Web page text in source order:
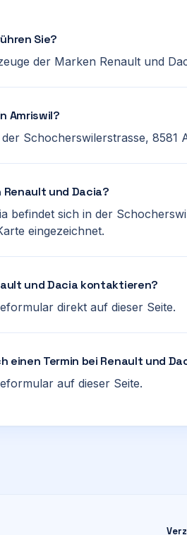
Sie?
der Marken Renault und
Amriswil?
Schocherswilerstrasse, 8581
und Dacia?
befindet sich in der
eingezeichnet.
und Dacia kontaktieren?
direkt auf dieser Seite.
einen Termin bei Renault und
auf dieser Seite.